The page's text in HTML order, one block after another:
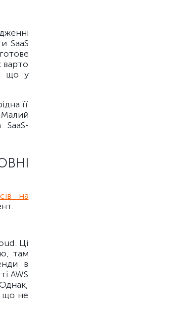
SaaS
варто
що у
її
Малий
на
Ці
там
в
AWS
що не